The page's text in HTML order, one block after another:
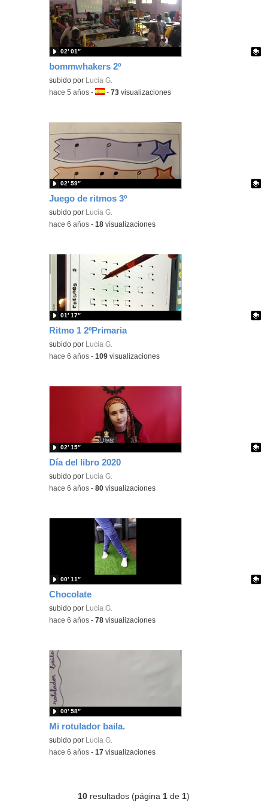
bommwhakers 2º
Contenido educativo.
subido por Lucia G.
02′ 01″
-hace 5 años -Idioma:
-73 visualizaciones
Juego de ritmos 3º
Contenido educativo.
subido por Lucia G.
02′ 59″
-hace 6 años -18 visualizaciones
Ritmo 1 2ºPrimaria
Contenido educativo.
subido por Lucia G.
01′ 17″
-hace 6 años -109 visualizaciones
Día del libro 2020
Contenido educativo.
subido por Lucia G.
02′ 15″
-hace 6 años -80 visualizaciones
Chocolate
Contenido educativo.
subido por Lucia G.
00′ 11″
-hace 6 años -78 visualizaciones
Mi rotulador baila.
subido por Lucia G.
00′ 58″
-hace 6 años -17 visualizaciones
10 resultados (página 1 de 1)